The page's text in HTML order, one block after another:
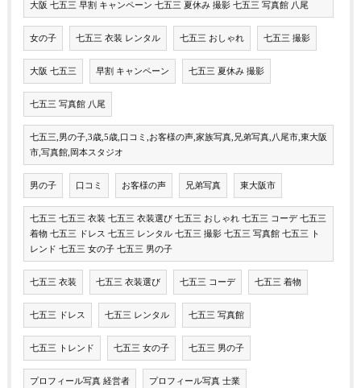
大阪 七五三 早割 キャンペーン 七五三 夏休み 撮影 七五三 写真館 八尾
女の子 七五三 衣装 レンタル 七五三 おしゃれ 七五三 撮影
大阪 七五三 早割 キャンペーン 七五三 夏休み 撮影
七五三 写真館 八尾
七五三,男の子,3歳,5歳,口コミ,お客様の声,家族写真,兄弟写真,八尾市,東大阪
市,写真館,岡本スタジオ
男の子 口コミ お客様の声 兄弟写真 東大阪市
七五三 七五三 衣装 七五三 衣装選び 七五三 おしゃれ 七五三 コーデ 七五三
着物 七五三 ドレス 七五三 レンタル 七五三 撮影 七五三 写真館 七五三 ト
レンド 七五三 女の子 七五三 男の子
七五三 衣装 七五三 衣装選び 七五三 コーデ 七五三 着物
七五三 ドレス 七五三 レンタル 七五三 写真館
七五三 トレンド 七五三 女の子 七五三 男の子
プロフィール写真 経営者 プロフィール写真 士業